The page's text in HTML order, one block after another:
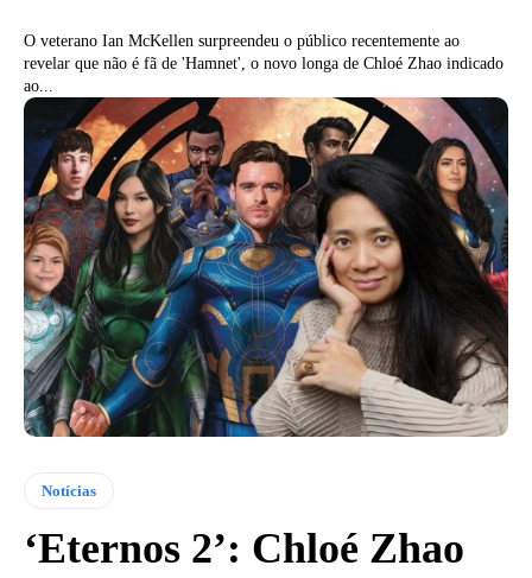
O veterano Ian McKellen surpreendeu o público recentemente ao
revelar que não é fã de 'Hamnet', o novo longa de Chloé Zhao indicado
ao...
Notícias
‘Eternos 2’: Chloé Zhao